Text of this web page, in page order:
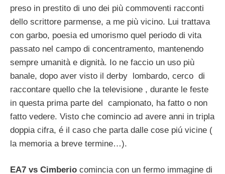
preso in prestito di uno dei più commoventi racconti
dello scrittore parmense, a me più vicino. Lui trattava
con garbo, poesia ed umorismo quel periodo di vita
passato nel campo di concentramento, mantenendo
sempre umanità e dignità. Io ne faccio un uso più
banale, dopo aver visto il derby lombardo, cerco di
raccontare quello che la televisione , durante le feste
in questa prima parte del campionato, ha fatto o non
fatto vedere. Visto che comincio ad avere anni in tripla
doppia cifra, é il caso che parta dalle cose piú vicine (
la memoria a breve termine…).
EA7 vs Cimberio comincia con un fermo immagine di